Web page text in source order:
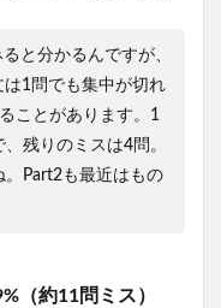
と分かるんですが、
は1問でも集中が切れ
ことがあります。1
残りのミスは4問。
。Part2も最近はもの
（約11問ミス）